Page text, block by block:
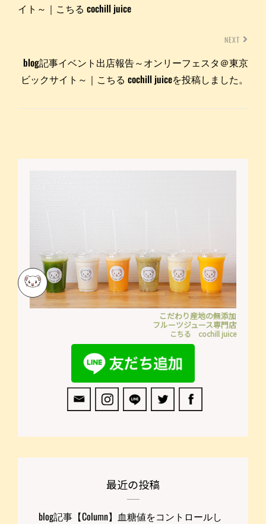
イト～｜こちる cochill juice
NEXT
blog記事イベント出店報告～オンリーフェスタ＠東京
ビックサイト～｜こちる cochill juiceを投稿しました。
こだわり産地の無添加
フルーツジュース専門店
こちる cochill juice
最近の投稿
blog記事【Column】血糖値をコントロールし